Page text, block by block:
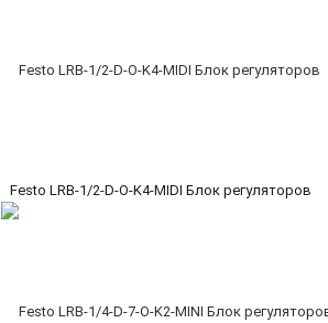
Festo LRB-1/2-D-O-K4-MIDI Блок регуляторов